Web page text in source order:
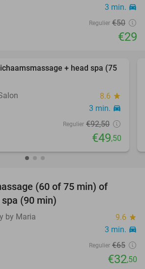
3 min. directions_car
Regulier €50
€29
46%
favorite_border
+ head spa (75
8.6 star
3 min. directions_car
Regulier €92,50
€49,50
(60 of 75 min) of
(90 min)
by Maria 9.6 star
3 min. directions_car
Regulier €65
€32,50